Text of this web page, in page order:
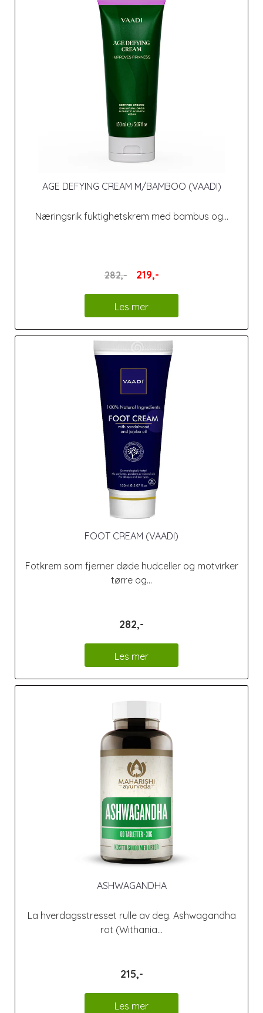
AGE DEFYING CREAM M/BAMBOO (VAADI)
Næringsrik fuktighetskrem med bambus og...
282,- 219,-
Les mer
FOOT CREAM (VAADI)
Fotkrem som fjerner døde hudceller og motvirker
tørre og...
282,-
Les mer
ASHWAGANDHA
La hverdagsstresset rulle av deg. Ashwagandha
rot (Withania...
215,-
Les mer